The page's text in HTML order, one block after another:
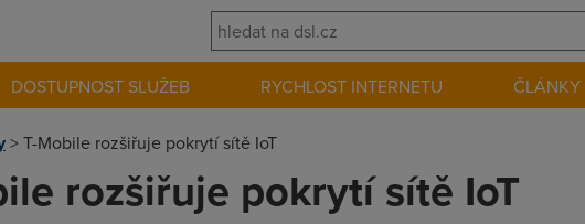
DOSTUPNOST SLUŽEB RYCHLOST INTERNETU ČLÁNKY
>T-Mobile rozšiřuje pokrytí sítě IoT
rozšiřuje pokrytí sítě IoT